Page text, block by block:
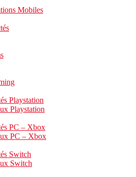
Mobiles
Playstation
Playstation
PC – Xbox
PC – Xbox
Switch
Switch